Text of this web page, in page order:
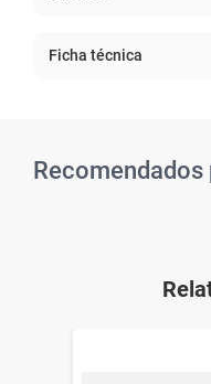
Ficha técnica
Recomendados